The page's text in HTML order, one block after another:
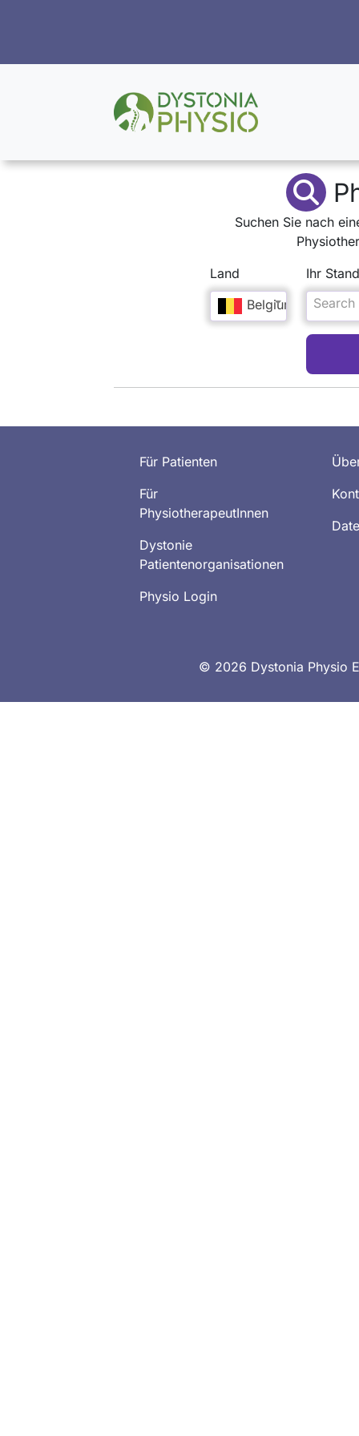
Suchen Sie nach
Land
Belgium
Ihr
Für Patienten
Für
PhysiotherapeutInnen
Dystonie
Patientenorganisationen
Physio Login
© 2026 Dystonia Physio